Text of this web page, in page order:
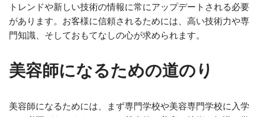
トレンドや新しい技術の情報に常にアップデートされる必要
があります。お客様に信頼されるためには、高い技術力や専
門知識、そしておもてなしの心が求められます。
美容師になるための道のり
美容師になるためには、まず専門学校や美容専門学校に入学